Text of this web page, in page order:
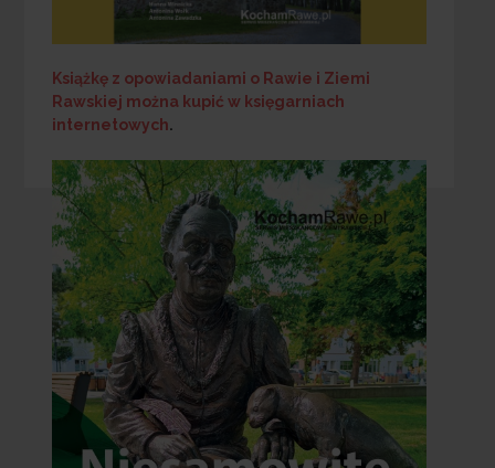
Książkę z opowiadaniami o Rawie i Ziemi
Rawskiej można kupić w księgarniach
internetowych.